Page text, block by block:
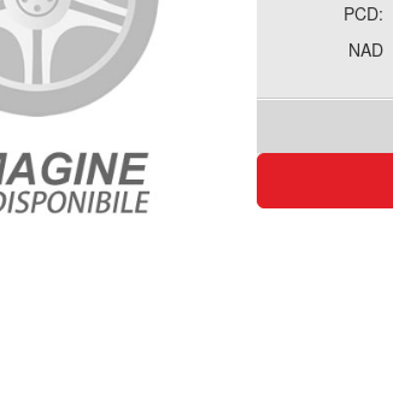
PCD:
NAD